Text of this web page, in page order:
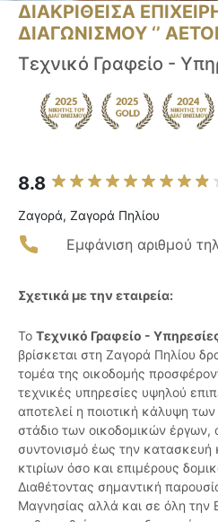
ΔΙΑΚΡΙΘΕΙΣΑ
ΔΙΑΓΩΝΙΣΜΟΥ ‘’ ΑΕΤΟΙ
Τεχνικό Γραφείο -
8.8
Ζαγορά, Ζαγορά Πηλίου
Εμφάνιση αριθμού
Σχετικά με την εταιρεία:
Το Τεχνικό Γραφείο -
βρίσκεται στη Ζαγορά Πηλίου
τομέα της οικοδομής
τεχνικές υπηρεσίες υψηλού
αποτελεί η ποιοτική κάλυψη
στάδιο των οικοδομικών έργων,
συντονισμό έως την κατασκευή
κτιρίων όσο και επιμέρους
Διαθέτοντας σημαντική
Μαγνησίας αλλά και σε όλη την